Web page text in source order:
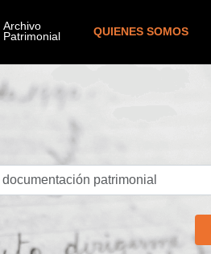
QUIENES SOMOS